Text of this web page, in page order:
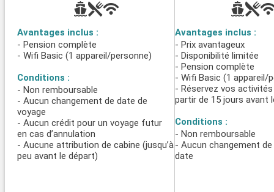
Avantages inclus :
- Pension complète
- Wifi Basic (1 appareil/personne)
Conditions :
- Non remboursable
- Aucun changement de date de
voyage
- Aucun crédit pour un voyage futur
en cas d’annulation
- Aucune attribution de cabine (jusqu’à
peu avant le départ)
Avantages inclus :
- Prix avantageux
- Disponibilité limitée
- Pension complète
- Wifi Basic (1 appareil/
- Réservez vos
partir de 15 jours avant
Conditions :
- Non remboursable
- Aucun changement
date